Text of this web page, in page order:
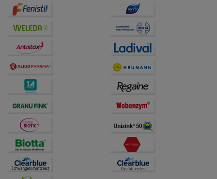
Drittseiten möglichst relevant für Sie zu gestalten.
Dritte wie z.B. Google oder soziale Medien